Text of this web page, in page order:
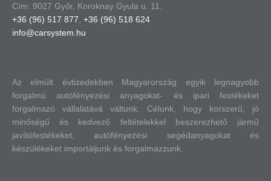
Cím: 9027 Győr, Koroknay Gyula u. 11.
+36 (96) 517 877 +36 (96) 518 624
info@carsystem.hu
Az elmúlt évtizedekben Magyarország egyik legnagyobb
forgalmú autófényezési anyagokat- és ipari festékeket
forgalmazó vállalatává váltunk. Célunk, hogy korszerű, jó
minőségű és kedvező feltételekkel beszerezhető jármű
javítófestékeket, autófényezési segédanyagokat és
készülékeket importáljunk és forgalmazzunk.